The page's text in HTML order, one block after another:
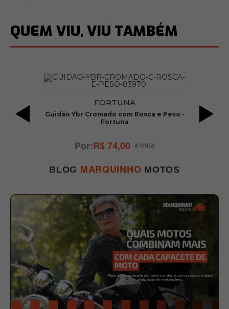
QUEM VIU, VIU TAMBÉM
FORTUNA
Guidão Ybr Cromado com Rosca e Peso -
Fortuna
R$ 74,00
BLOG MARQUINHO MOTOS